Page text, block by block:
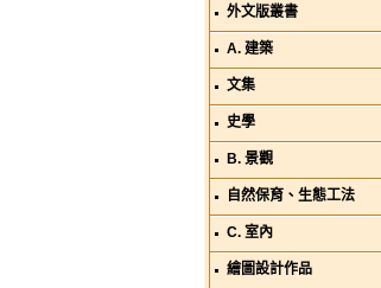
外文版叢書
A. 建築
文集
史學
B. 景觀
自然保育、生態工法
C. 室內
繪圖設計作品